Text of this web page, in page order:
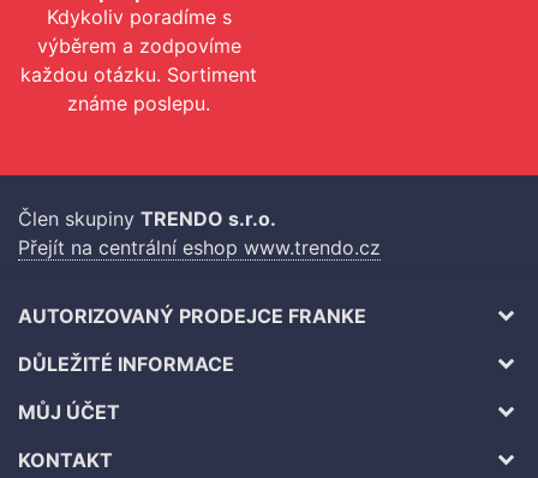
Kdykoliv poradíme s
výběrem a zodpovíme
každou otázku. Sortiment
známe poslepu.
Člen skupiny TRENDO s.r.o.
Přejít na centrální eshop www.trendo.cz
AUTORIZOVANÝ PRODEJCE FRANKE
DŮLEŽITÉ INFORMACE
MŮJ ÚČET
KONTAKT